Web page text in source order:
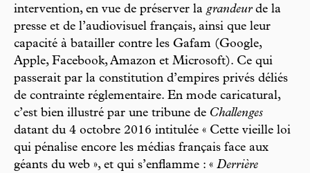
intervention, en vue de préserver la grandeurde la
presse et de l’audiovisuel français, ainsi que leur
capacité à batailler contre les Gafam (Google,
Apple, Facebook, Amazon et Microsoft). Ce qui
passerait par la constitution d’empires privés déliés
de contrainte réglementaire. En mode caricatural,
c’est bien illustré par une tribune de Challenges
datant du 4 octobre 2016 intitulée « Cette vieille loi
qui pénalise encore les médias français face aux
géants du web », et qui s’enflamme : « Derrière